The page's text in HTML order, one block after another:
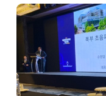
BM Philosophy